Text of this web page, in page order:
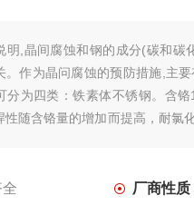
明,晶间腐蚀和钢的成分(碳和碳
。作为晶问腐蚀的预防措施,主
分为四类：铁素体不锈钢。含
性随含铬量的增加而提高，耐氯
全 厂商性质